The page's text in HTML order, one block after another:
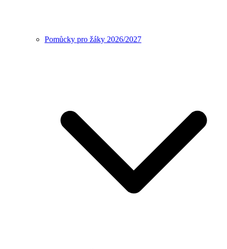
Pomůcky pro žáky 2026/2027